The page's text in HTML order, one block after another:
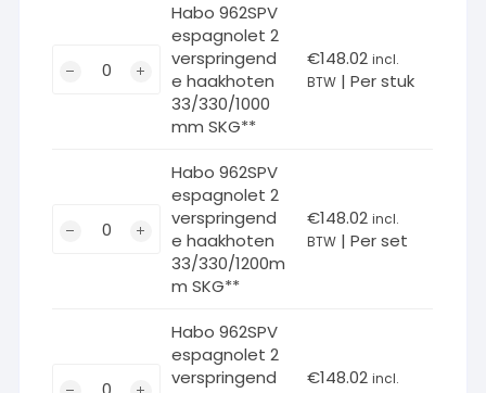
962SPV
33/330/1000mm
SKG**
Habo 962SPV
espagnolet 2
verspringend
e haakhoten
33/330/1000
mm SKG**
€148.02 incl.
BTW | Per stuk
962SPV
33/330/1200mm
Habo 962SPV
espagnolet 2
verspringend
e haakhoten
33/330/1200m
m SKG**
€148.02 incl.
BTW | Per set
Habo 962SPV
espagnolet 2
verspringend
€148.02 incl.